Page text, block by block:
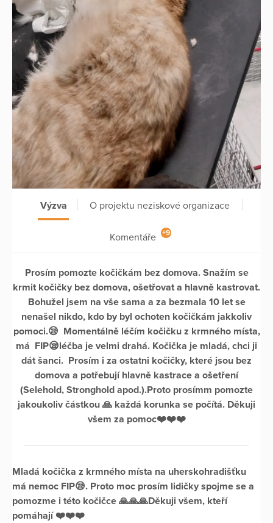
Výzva O projektu neziskové organizace
Komentáře +9
Prosím pomozte kočičkám bez domova. Snažím se
krmit kočičky bez domova, ošetřovat a hlavně kastrovat.
Bohužel jsem na vše sama a za bezmala 10 let se
nenašel nikdo, kdo by byl ochoten kočičkám jakkoliv
pomoci.😪 Momentálně léčím kočičku z krmného místa,
má FIP😪léčba je velmi drahá. Kočička je mladá, chci ji
dát šanci. Prosím i za ostatni kočičky, které jsou bez
domova a potřebují hlavně kastrace a ošetření
(Selehold, Stronghold apod.).Proto prosímm pomozte
jakoukoliv částkou 🙏 každá korunka se počítá. Děkuji
všem za pomoc❤️❤️❤️
Mladá kočička z krmného místa na uherskohradišťku
má nemoc FIP😪. Proto moc prosím lidičky spojme se a
pomozme i této kočičce 🙏🙏🙏Děkuji všem, kteří
pomáhají ❤️❤️❤️